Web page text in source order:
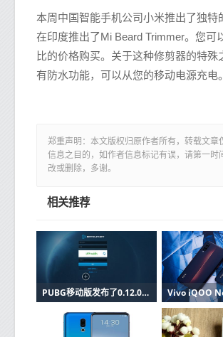
本周中国智能手机公司小米推出了独特
在印度推出了Mi Beard Trimmer。您可
比的价格购买。关于这种修剪器的特殊
有防水功能，可以从您的移动电源充电。
郑重声明：本文版权归原作者所有，转载文章
信息之目的，如作者信息标记有误，请第一时
改或删除，多谢。
相关推荐
PUBG移动版发布了0.12.0 beta更新知道有什么新功能吗